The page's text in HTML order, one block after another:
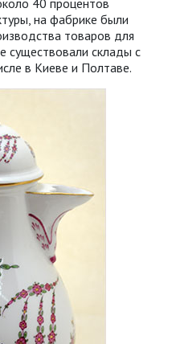
40 процентов
на фабрике были
товаров для
существовали склады с
в Киеве и Полтаве.